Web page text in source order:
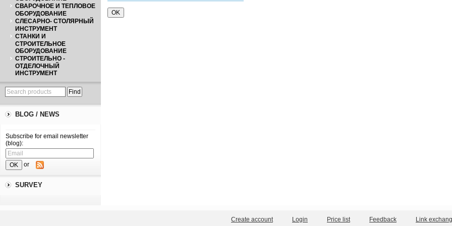
СВАРОЧНОЕ И ТЕПЛОВОЕ
ОБОРУДОВАНИЕ
СЛЕСАРНО- СТОЛЯРНЫЙ
ИНСТРУМЕНТ
СТАНКИ И
СТРОИТЕЛЬНОЕ
ОБОРУДОВАНИЕ
СТРОИТЕЛЬНО -
ОТДЕЛОЧНЫЙ
ИНСТРУМЕНТ
BLOG / NEWS
Subscribe for email newsletter
(blog):
or
SURVEY
Create account Login Price list Feedback Link